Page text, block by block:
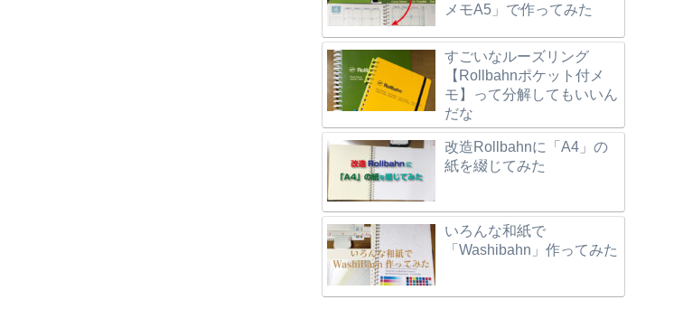
メモA5」で作ってみた
すごいなルーズリング
【Rollbahnポケット付メ
モ】って分解してもいいん
だな
改造Rollbahnに「A4」の
紙を綴じてみた
いろんな和紙で
「Washibahn」作ってみた